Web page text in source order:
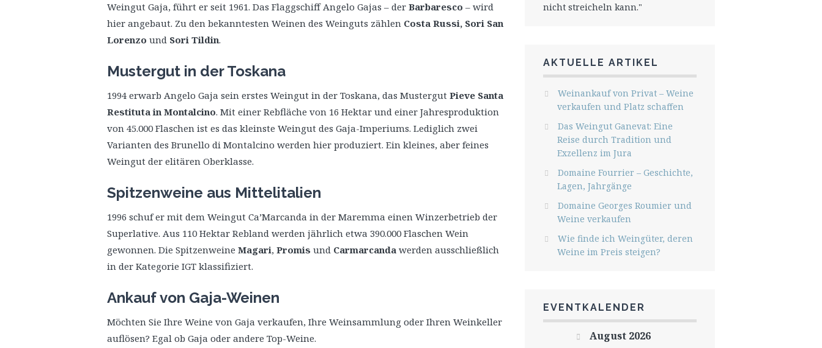
Weingut Gaja, führt er seit 1961. Das Flaggschiff Angelo Gajas – der Barbaresco – wird
hier angebaut. Zu den bekanntesten Weinen des Weinguts zählen Costa Russi, Sori San
Lorenzo und Sori Tildin.
Mustergut in der Toskana
1994 erwarb Angelo Gaja sein erstes Weingut in der Toskana, das Mustergut Pieve Santa
Restituta in Montalcino. Mit einer Rebfläche von 16 Hektar und einer Jahresproduktion
von 45.000 Flaschen ist es das kleinste Weingut des Gaja-Imperiums. Lediglich zwei
Varianten des Brunello di Montalcino werden hier produziert. Ein kleines, aber feines
Weingut der elitären Oberklasse.
Spitzenweine aus Mittelitalien
1996 schuf er mit dem Weingut Ca’Marcanda in der Maremma einen Winzerbetrieb der
Superlative. Aus 110 Hektar Rebland werden jährlich etwa 390.000 Flaschen Wein
gewonnen. Die Spitzenweine Magari, Promis und Carmarcanda werden ausschließlich
in der Kategorie IGT klassifiziert.
Ankauf von Gaja-Weinen
Möchten Sie Ihre Weine von Gaja verkaufen, Ihre Weinsammlung oder Ihren Weinkeller
auflösen? Egal ob Gaja oder andere Top-Weine.
nicht streicheln kann."
AKTUELLE ARTIKEL
Weinankauf von Privat – Weine
verkaufen und Platz schaffen
Das Weingut Ganevat: Eine
Reise durch Tradition und
Exzellenz im Jura
Domaine Fourrier – Geschichte,
Lagen, Jahrgänge
Domaine Georges Roumier und
Weine verkaufen
Wie finde ich Weingüter, deren
Weine im Preis steigen?
EVENTKALENDER
August 2026